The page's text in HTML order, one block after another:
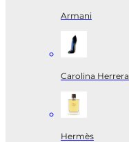
Armani
Carolina Herrera
Hermès